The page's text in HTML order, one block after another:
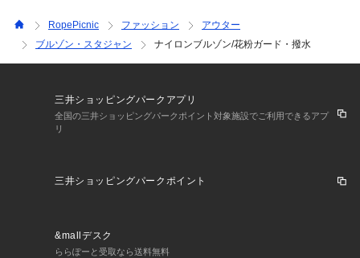
【スタイリングポイント】
・デニム×Tシャツなどのカジュアルなスタイリングに羽織るの
がおすすめ。
※前シーズンのナイロンブルゾン（品番GDL15030）と同型。
（カラー展開を一部変更）
-----------------------------
透け感：ホワイト（11）はややあり
ポケット：あり
ボタン：なし
RopePicnic ファッション
アウター
ブルゾン・スタジャン
ナイロンブルゾン/花粉ガード・撥水
三井ショッピングパークアプリ
全国の三井ショッピングパークポイント対象施設でご利用できるアプ
リ
三井ショッピングパークポイント
&mallデスク
ららぽーと受取なら送料無料